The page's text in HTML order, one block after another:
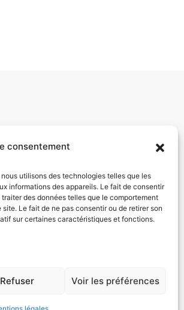
consentement
utilisons des technologies telles que les
informations des appareils. Le fait de consentir
des données telles que le comportement
Le fait de ne pas consentir ou de retirer son
sur certaines caractéristiques et fonctions.
Refuser Voir les préférences